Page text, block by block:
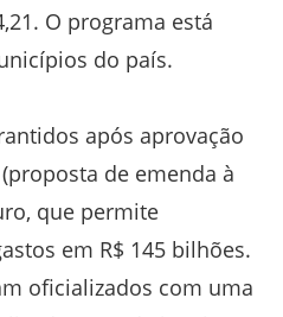
O programa está
do país.
após aprovação
de emenda à
que permite
em R$ 145 bilhões.
oficializados com uma